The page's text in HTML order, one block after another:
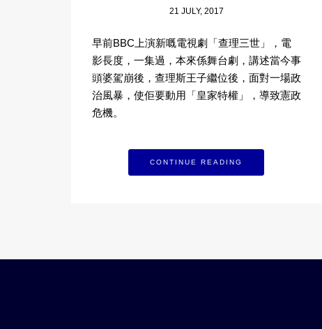
21 JULY, 2017
早前BBC上演新嘅電視劇「查理三世」，電
影長度，一集過，本來係舞台劇，講述當今事
頭婆駕崩後，查理斯王子繼位後，面對一場政
治風暴，使佢要動用「皇家特權」，導致憲政
危機。
CONTINUE READING